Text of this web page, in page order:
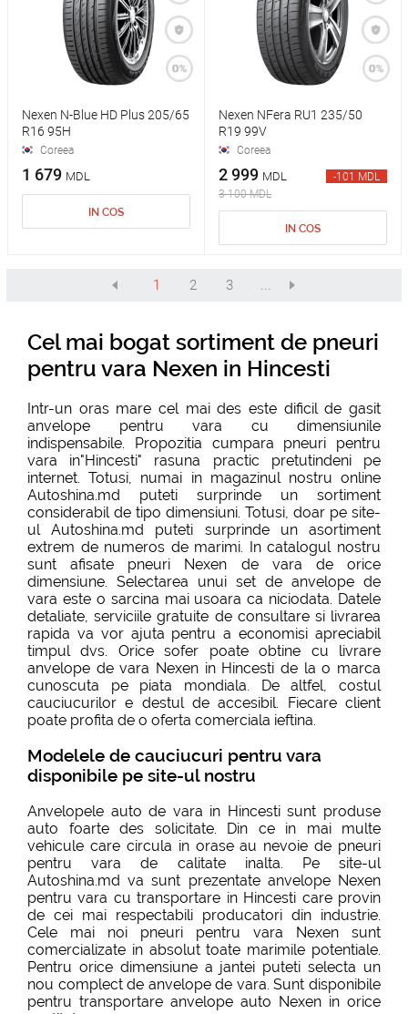
Nexen N-Blue HD Plus 205/65
R16 95H
Coreea
1 679 MDL
IN COS
Nexen NFera RU1 235/50
R19 99V
Coreea
2 999 MDL
3 100 MDL
-101 MDL
IN COS
1 2 3 ...
Cel mai bogat sortiment de pneuri
pentru vara Nexen in Hincesti
Intr-un oras mare cel mai des este dificil de gasit
anvelope pentru vara cu dimensiunile
indispensabile. Propozitia cumpara pneuri pentru
vara in"Hincesti" rasuna practic pretutindeni pe
internet. Totusi, numai in magazinul nostru online
Autoshina.md puteti surprinde un sortiment
considerabil de tipo dimensiuni. Totusi, doar pe site-
ul Autoshina.md puteti surprinde un asortiment
extrem de numeros de marimi. In catalogul nostru
sunt afisate pneuri Nexen de vara de orice
dimensiune. Selectarea unui set de anvelope de
vara este o sarcina mai usoara ca niciodata. Datele
detaliate, serviciile gratuite de consultare si livrarea
rapida va vor ajuta pentru a economisi apreciabil
timpul dvs. Orice sofer poate obtine cu livrare
anvelope de vara Nexen in Hincesti de la o marca
cunoscuta pe piata mondiala. De altfel, costul
cauciucurilor e destul de accesibil. Fiecare client
poate profita de o oferta comerciala ieftina.
Modelele de cauciucuri pentru vara
disponibile pe site-ul nostru
Anvelopele auto de vara in Hincesti sunt produse
auto foarte des solicitate. Din ce in mai multe
vehicule care circula in orase au nevoie de pneuri
pentru vara de calitate inalta. Pe site-ul
Autoshina.md va sunt prezentate anvelope Nexen
pentru vara cu transportare in Hincesti care provin
de cei mai respectabili producatori din industrie.
Cele mai noi pneuri pentru vara Nexen sunt
comercializate in absolut toate marimile potentiale.
Pentru orice dimensiune a jantei puteti selecta un
nou complect de anvelope de vara. Sunt disponibile
pentru transportare anvelope auto Nexen in orice